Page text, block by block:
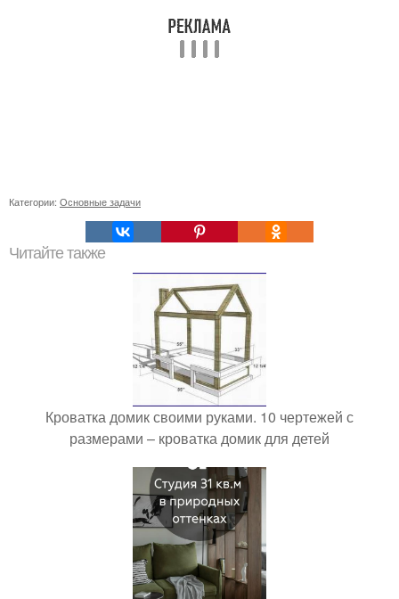
Категории: Основные задачи
Читайте также
Кроватка домик своими руками. 10 чертежей с
размерами – кроватка домик для детей